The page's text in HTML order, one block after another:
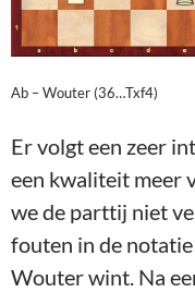
Ab – Wouter (36…Txf4)
Er volgt een zeer
een kwaliteit meer
we de parttij niet
fouten in de
Wouter wint. Na